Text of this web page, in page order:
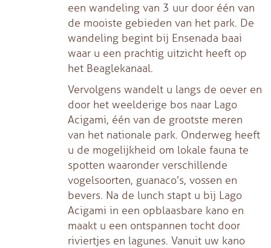
een wandeling van 3 uur door één van
de mooiste gebieden van het park. De
wandeling begint bij Ensenada baai
waar u een prachtig uitzicht heeft op
het Beaglekanaal.
Vervolgens wandelt u langs de oever en
door het weelderige bos naar Lago
Acigami, één van de grootste meren
van het nationale park. Onderweg heeft
u de mogelijkheid om lokale fauna te
spotten waaronder verschillende
vogelsoorten, guanaco’s, vossen en
bevers. Na de lunch stapt u bij Lago
Acigami in een opblaasbare kano en
maakt u een ontspannen tocht door
riviertjes en lagunes. Vanuit uw kano